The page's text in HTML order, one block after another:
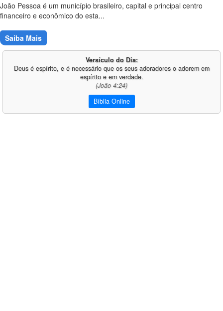
João Pessoa é um município brasileiro, capital e principal centro
financeiro e econômico do esta...
Saiba Mais
Versículo do Dia:
Deus é espírito, e é necessário que os seus adoradores o adorem em
espírito e em verdade.
(João 4:24)
Bíblia Online